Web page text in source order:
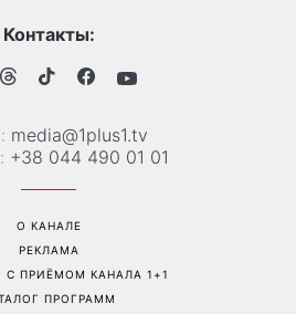
Контакты:
media@1plus1.tv
+38 044 490 01 01
О КАНАЛЕ
РЕКЛАМА
ПРИЁМОМ КАНАЛА 1+1
ПРОГРАММ